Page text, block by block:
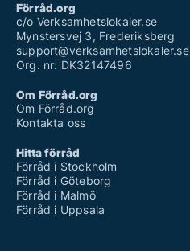
Förråd.org
c/o Verksamhetslokaler.se
Mynstersvej 3, Frederiksberg
support@verksamhetslokaler.se
Org. nr: DK32147496
Om Förråd.org
Om Förråd.org
Kontakta oss
Hitta förråd
Förråd i Stockholm
Förråd i Göteborg
Förråd i Malmö
Förråd i Uppsala